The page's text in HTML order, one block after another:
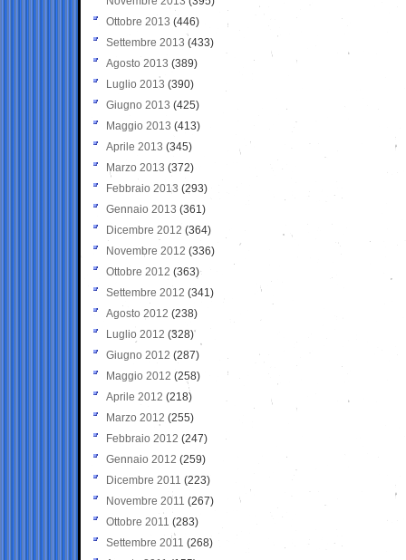
Ottobre 2013 (446)
Settembre 2013 (433)
Agosto 2013 (389)
Luglio 2013 (390)
Giugno 2013 (425)
Maggio 2013 (413)
Aprile 2013 (345)
Marzo 2013 (372)
Febbraio 2013 (293)
Gennaio 2013 (361)
Dicembre 2012 (364)
Novembre 2012 (336)
Ottobre 2012 (363)
Settembre 2012 (341)
Agosto 2012 (238)
Luglio 2012 (328)
Giugno 2012 (287)
Maggio 2012 (258)
Aprile 2012 (218)
Marzo 2012 (255)
Febbraio 2012 (247)
Gennaio 2012 (259)
Dicembre 2011 (223)
Novembre 2011 (267)
Ottobre 2011 (283)
Settembre 2011 (268)